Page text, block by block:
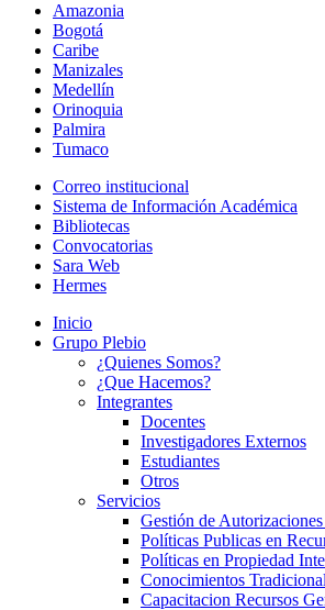
Amazonia
Bogotá
Caribe
Manizales
Medellín
Orinoquia
Palmira
Tumaco
Correo institucional
Sistema de Información Académica
Bibliotecas
Convocatorias
Sara Web
Hermes
Inicio
Grupo Plebio
¿Quienes Somos?
¿Que Hacemos?
Integrantes
Docentes
Investigadores Externos
Estudiantes
Otros
Servicios
Gestión de
Políticas Publicas en
Políticas en Propiedad
Conocimientos
Capacitacion Recursos